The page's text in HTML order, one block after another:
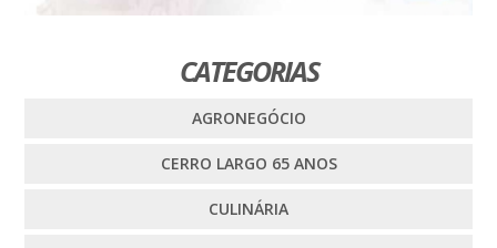
CATEGORIAS
AGRONEGÓCIO
CERRO LARGO 65 ANOS
CULINÁRIA